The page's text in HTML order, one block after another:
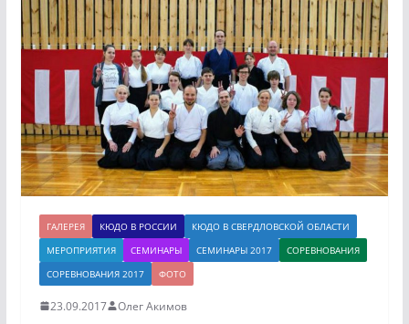
ГАЛЕРЕЯ КЮДО В РОССИИ
КЮДО В СВЕРДЛОВСКОЙ ОБЛАСТИ
МЕРОПРИЯТИЯ
СЕМИНАРЫ СЕМИНАРЫ 2017
СОРЕВНОВАНИЯ
СОРЕВНОВАНИЯ 2017
ФОТО
23.09.2017 Олег Акимов